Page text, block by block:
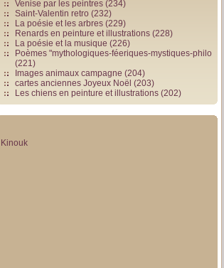
Venise par les peintres (234)
Saint-Valentin retro (232)
La poésie et les arbres (229)
Renards en peinture et illustrations (228)
La poésie et la musique (226)
Poèmes "mythologiques-féeriques-mystiques-philo
(221)
Images animaux campagne (204)
cartes anciennes Joyeux Noël (203)
Les chiens en peinture et illustrations (202)
Kinouk